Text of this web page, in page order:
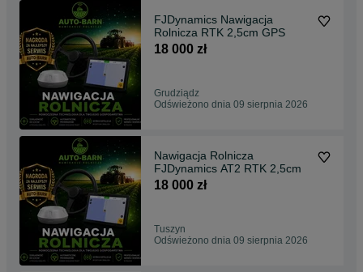
FJDynamics Nawigacja
Rolnicza RTK 2,5cm GPS
18 000 zł
Grudziądz
Odświeżono dnia 09 sierpnia 2026
Nawigacja Rolnicza
FJDynamics AT2 RTK 2,5cm
18 000 zł
Tuszyn
Odświeżono dnia 09 sierpnia 2026